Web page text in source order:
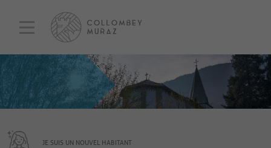
JE SUIS UN NOUVEL HABITANT